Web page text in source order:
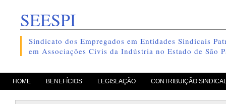
SEESPI
Sindicato dos Empregados em Entidades Sindicais
em Associações Civis da Indústria no Estado de São
pule para o conteúdo
HOME BENEFÍCIOS LEGISLAÇÃO CONTRIBUIÇÃO